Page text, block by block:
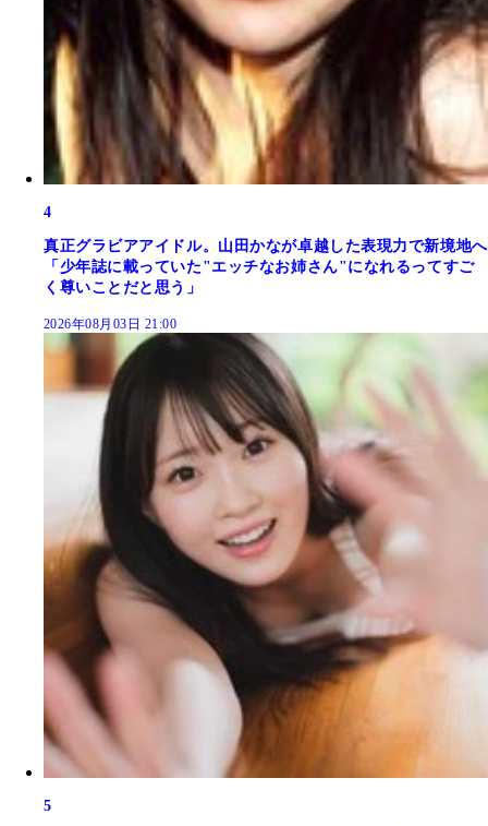
4
真正グラビアアイドル。山田かなが卓越した表現力で新境地へ
「少年誌に載っていた"エッチなお姉さん"になれるってすご
く尊いことだと思う」
2026年08月03日 21:00
5